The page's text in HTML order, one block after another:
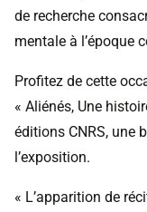
de recherche
mentale à l’époque
Profitez de cette
« Aliénés, Une
éditions CNRS, une
l’exposition.
« L’apparition de